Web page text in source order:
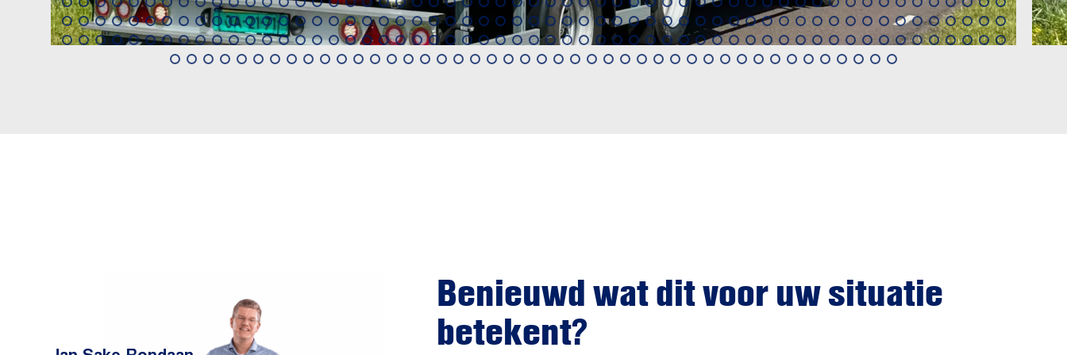
Benieuwd wat dit voor uw situatie
betekent?